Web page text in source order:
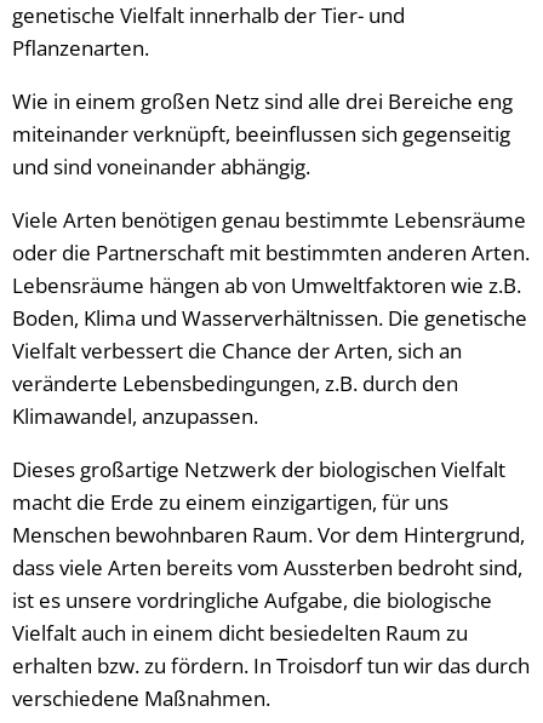
genetische Vielfalt innerhalb der Tier- und
Pflanzenarten.
Wie in einem großen Netz sind alle drei Bereiche eng
miteinander verknüpft, beeinflussen sich gegenseitig
und sind voneinander abhängig.
Viele Arten benötigen genau bestimmte Lebensräume
oder die Partnerschaft mit bestimmten anderen Arten.
Lebensräume hängen ab von Umweltfaktoren wie z.B.
Boden, Klima und Wasserverhältnissen. Die genetische
Vielfalt verbessert die Chance der Arten, sich an
veränderte Lebensbedingungen, z.B. durch den
Klimawandel, anzupassen.
Dieses großartige Netzwerk der biologischen Vielfalt
macht die Erde zu einem einzigartigen, für uns
Menschen bewohnbaren Raum. Vor dem Hintergrund,
dass viele Arten bereits vom Aussterben bedroht sind,
ist es unsere vordringliche Aufgabe, die biologische
Vielfalt auch in einem dicht besiedelten Raum zu
erhalten bzw. zu fördern. In Troisdorf tun wir das durch
verschiedene Maßnahmen.